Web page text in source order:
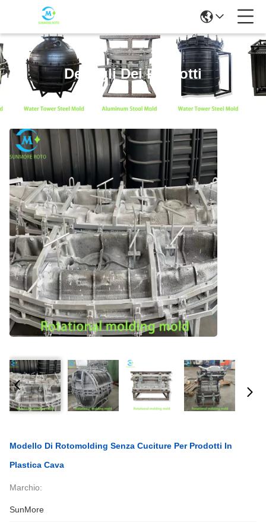
Dettagli Dei Prodotti
Modello Di Rotomolding Senza Cuciture Per Prodotti In
Plastica Cava
Marchio:
SunMore